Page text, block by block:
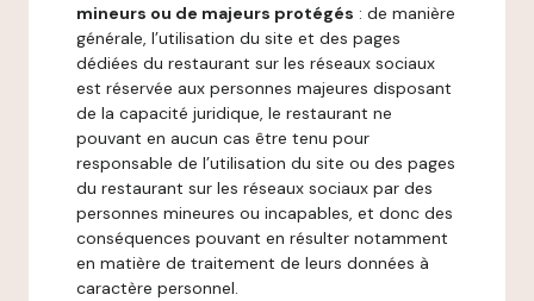
mineurs ou de majeurs protégés : de manière
générale, l’utilisation du site et des pages
dédiées du restaurant sur les réseaux sociaux
est réservée aux personnes majeures disposant
de la capacité juridique, le restaurant ne
pouvant en aucun cas être tenu pour
responsable de l’utilisation du site ou des pages
du restaurant sur les réseaux sociaux par des
personnes mineures ou incapables, et donc des
conséquences pouvant en résulter notamment
en matière de traitement de leurs données à
caractère personnel.